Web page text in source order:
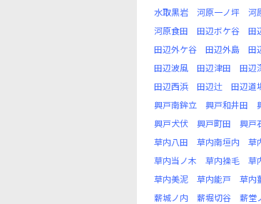
水取黒岩
河原一ノ坪 河
河原食田
田辺ボケ谷 田
田辺外ケ谷
田辺外島 田
田辺波風
田辺津田 田辺
田辺西浜
田辺辻 田辺道
興戸南鉾立
興戸和井田
興戸犬伏
興戸町田 興戸
草内八田
草内南垣内 草
草内当ノ木
草内操毛 草
草内美泥
草内能戸 草内
薪城ノ内
薪堀切谷 薪堂